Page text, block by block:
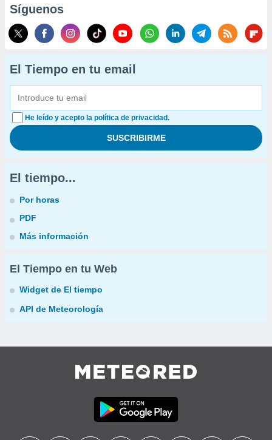
Síguenos
El Tiempo en tu email
He leído y acepto la política de privacidad.
El tiempo...
Por horas
PDF
Más información
El Tiempo en tu Web
Widget de El tiempo
API de Meteorología